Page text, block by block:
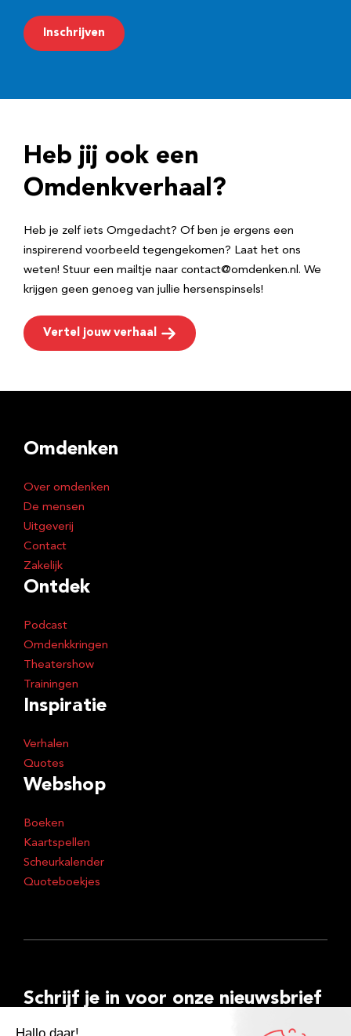
m
a
r
e
Inschrijven
Heb jij ook een
Omdenkverhaal?
Heb je zelf iets Omgedacht? Of ben je ergens een
inspirerend voorbeeld tegengekomen? Laat het ons
weten! Stuur een mailtje naar contact@omdenken.nl. We
krijgen geen genoeg van jullie hersenspinsels!
Vertel jouw verhaal
Omdenken
Over omdenken
De mensen
Uitgeverij
Contact
Zakelijk
Ontdek
Podcast
Omdenkkringen
Theatershow
Trainingen
Inspiratie
Verhalen
Quotes
Webshop
Boeken
Kaartspellen
Scheurkalender
Quoteboekjes
Schrijf je in voor onze nieuwsbrief